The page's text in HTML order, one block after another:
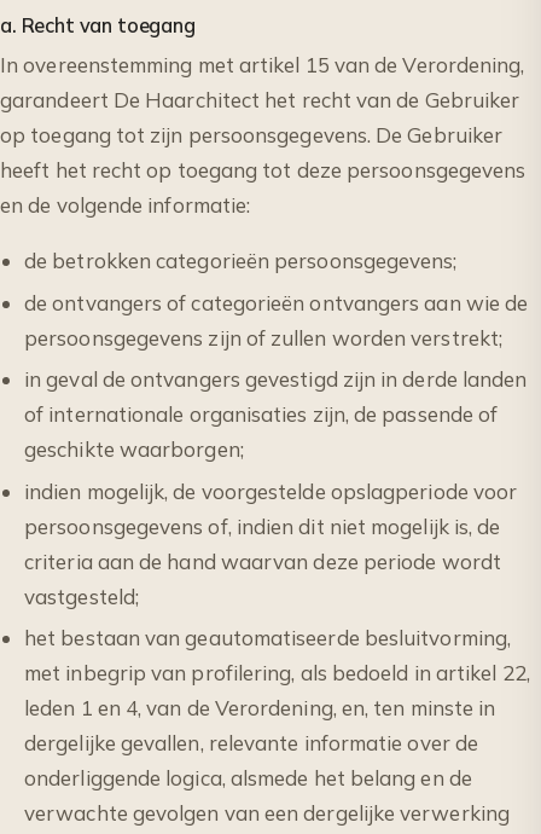
a. Recht van toegang
In overeenstemming met artikel 15 van de Verordening,
garandeert De Haarchitect het recht van de Gebruiker
op toegang tot zijn persoonsgegevens. De Gebruiker
heeft het recht op toegang tot deze persoonsgegevens
en de volgende informatie:
de betrokken categorieën persoonsgegevens;
de ontvangers of categorieën ontvangers aan wie de
persoonsgegevens zijn of zullen worden verstrekt;
in geval de ontvangers gevestigd zijn in derde landen
of internationale organisaties zijn, de passende of
geschikte waarborgen;
indien mogelijk, de voorgestelde opslagperiode voor
persoonsgegevens of, indien dit niet mogelijk is, de
criteria aan de hand waarvan deze periode wordt
vastgesteld;
het bestaan van geautomatiseerde besluitvorming,
met inbegrip van profilering, als bedoeld in artikel 22,
leden 1 en 4, van de Verordening, en, ten minste in
dergelijke gevallen, relevante informatie over de
onderliggende logica, alsmede het belang en de
verwachte gevolgen van een dergelijke verwerking